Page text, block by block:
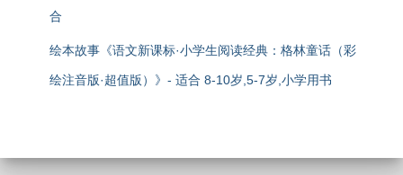
合
绘本故事《语文新课标·小学生阅读经典：格林童话（彩
绘注音版·超值版）》- 适合 8-10岁,5-7岁,小学用书